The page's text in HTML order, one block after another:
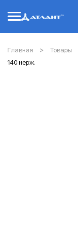
Главная Товары
140 нерж.